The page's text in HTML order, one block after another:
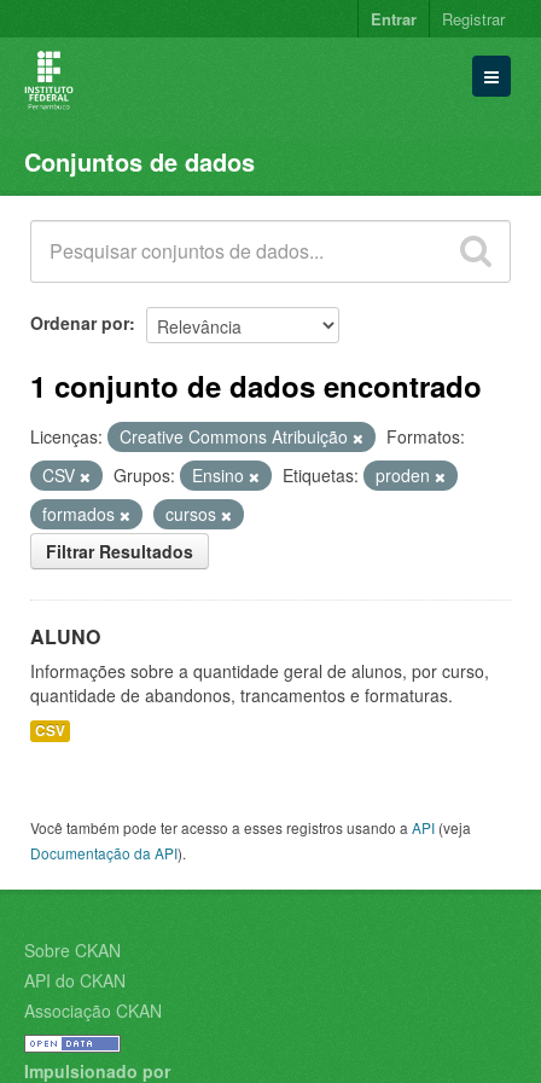
Entrar Registrar
Conjuntos de dados
Organizações
Grupos
Sobre
Conjuntos de dados
Ordenar por
1 conjunto de dados encontrado
Licenças: Creative Commons Atribuição
Formatos:
CSV
Grupos: Ensino Etiquetas:
proden
formados
cursos
Filtrar Resultados
ALUNO
Informações sobre a quantidade geral de alunos, por curso,
quantidade de abandonos, trancamentos e formaturas.
CSV
Você também pode ter acesso a esses registros usando a API (veja
Documentação da API).
Sobre CKAN
API do CKAN
Associação CKAN
Impulsionado por